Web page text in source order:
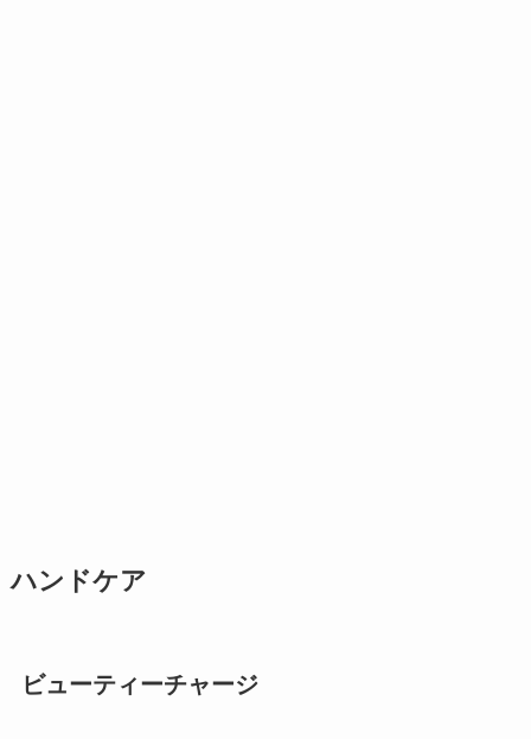
ハンドケア
ビューティーチャージ